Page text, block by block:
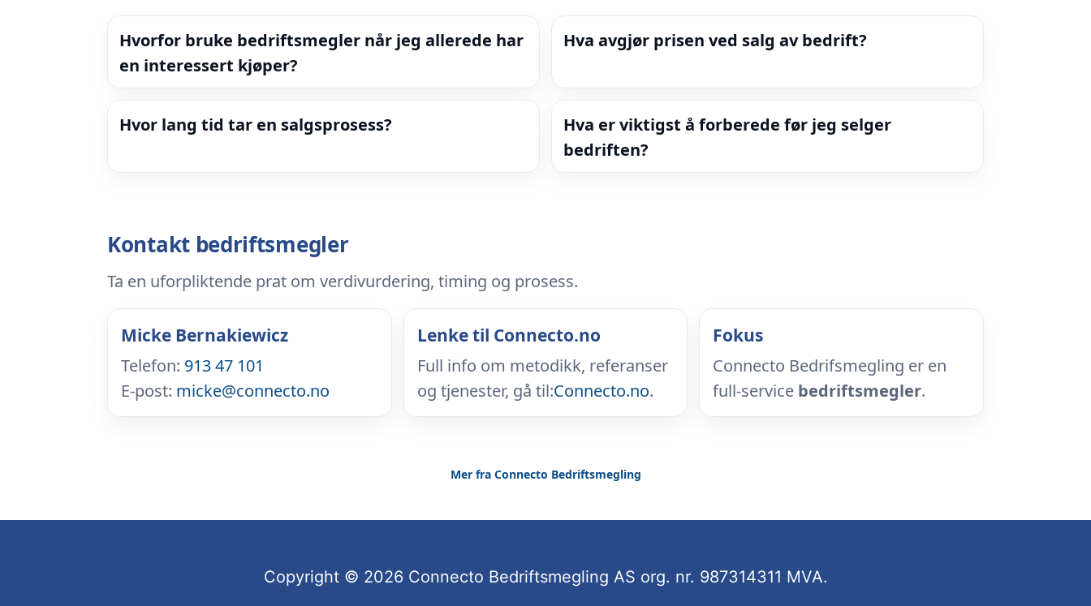
Hvorfor bruke bedriftsmegler når jeg allerede har
en interessert kjøper?
Hva avgjør prisen ved salg av bedrift?
Hvor lang tid tar en salgsprosess?
Hva er viktigst å forberede før jeg selger
bedriften?
Kontakt bedriftsmegler
Ta en uforpliktende prat om verdivurdering, timing og prosess.
Micke Bernakiewicz
Telefon: 913 47 101
E-post: micke@connecto.no
Lenke til Connecto.no
Full info om metodikk, referanser
og tjenester, gå til:Connecto.no.
Fokus
Connecto Bedrifsmegling er en
full-service bedriftsmegler.
Mer fra Connecto Bedriftsmegling
Copyright © 2026 Connecto Bedriftsmegling AS org. nr. 987314311 MVA.